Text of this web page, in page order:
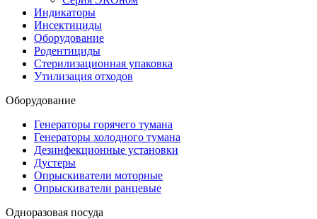
Индикаторы
Инсектициды
Оборудование
Родентициды
Стерилизационная упаковка
Утилизация отходов
Оборудование
Генераторы горячего тумана
Генераторы холодного тумана
Дезинфекционные установки
Дустеры
Опрыскиватели моторные
Опрыскиватели ранцевые
Одноразовая посуда